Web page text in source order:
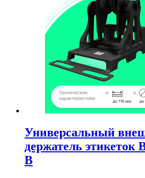
Универсальный
держатель этикеток
B